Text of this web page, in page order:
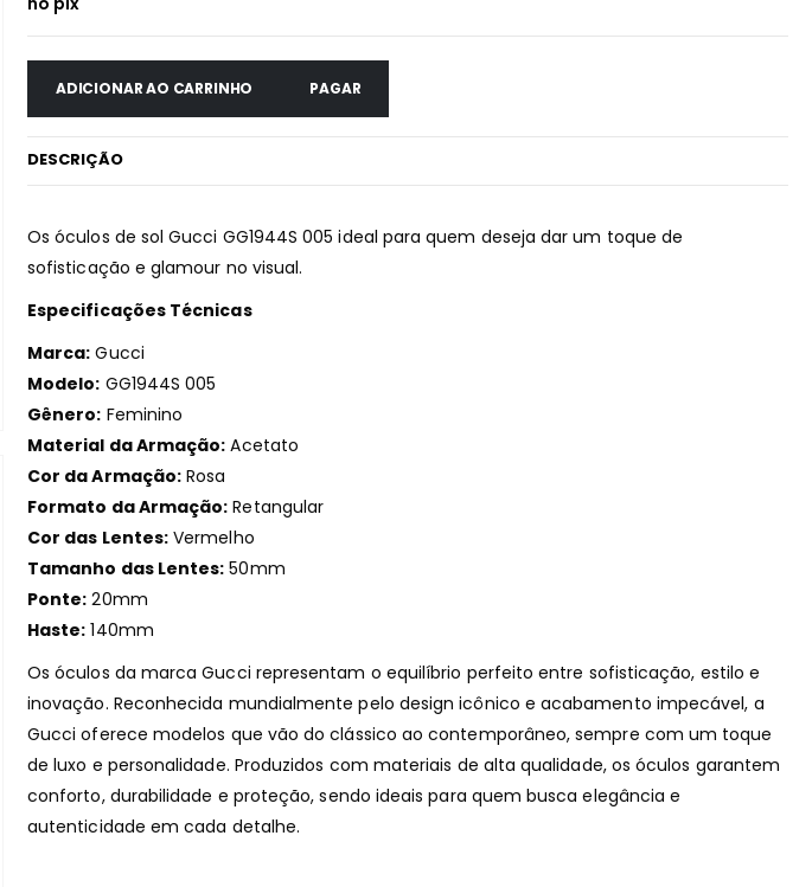
ADICIONAR AO CARRINHO PAGAR
DESCRIÇÃO
Os óculos de sol Gucci GG1944S 005 ideal para quem deseja dar um toque de
sofisticação e glamour no visual.
Especificações Técnicas
Marca: Gucci
Modelo: GG1944S 005
Gênero: Feminino
Material da Armação: Acetato
Cor da Armação: Rosa
Formato da Armação: Retangular
Cor das Lentes: Vermelho
Tamanho das Lentes: 50mm
Ponte: 20mm
Haste: 140mm
Os óculos da marca Gucci representam o equilíbrio perfeito entre sofisticação, estilo e
inovação. Reconhecida mundialmente pelo design icônico e acabamento impecável, a
Gucci oferece modelos que vão do clássico ao contemporâneo, sempre com um toque
de luxo e personalidade. Produzidos com materiais de alta qualidade, os óculos garantem
conforto, durabilidade e proteção, sendo ideais para quem busca elegância e
autenticidade em cada detalhe.